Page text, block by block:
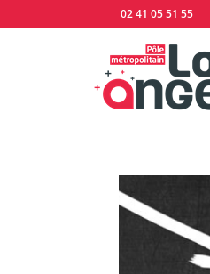
02 41 05 51 55